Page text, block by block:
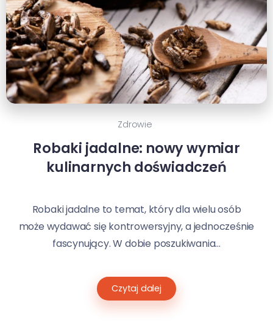
Zdrowie
Robaki jadalne: nowy wymiar
kulinarnych doświadczeń
Robaki jadalne to temat, który dla wielu osób
może wydawać się kontrowersyjny, a jednocześnie
fascynujący. W dobie poszukiwania...
Czytaj dalej